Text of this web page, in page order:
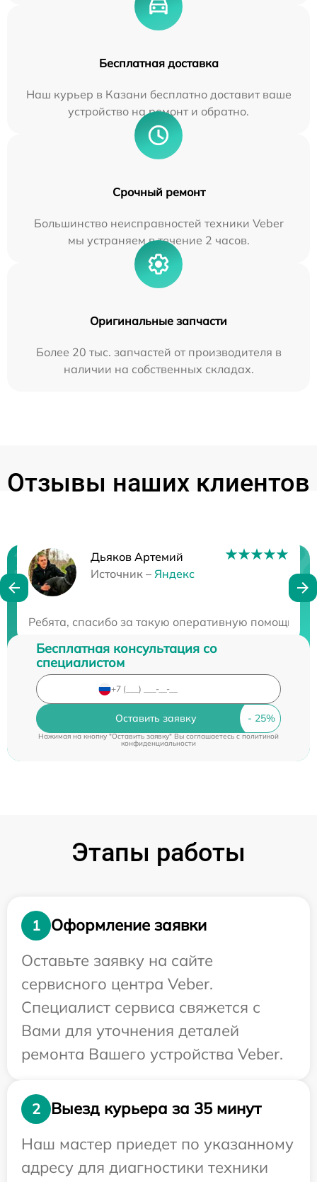
Бесплатная доставка
Наш курьер в Казани бесплатно доставит ваше
устройство на ремонт и обратно.
Срочный ремонт
Большинство неисправностей техники Veber
мы устраняем в течение 2 часов.
Оригинальные запчасти
Более 20 тыс. запчастей от производителя в
наличии на собственных складах.
Отзывы наших клиентов
Дьяков Артемий
Источник – Яндекс
Ребята, спасибо за такую оперативную помощь!
Нужна консультация?
Бесплатная консультация со
специалистом
Оставить заявку
Нажимая на кнопку "Оставить заявку" Вы соглашаетесь cполитикой
конфиденциальности
Этапы работы
1
Оформление заявки
Оставьте заявку на сайте
сервисного центра Veber.
Специалист сервиса свяжется с
Вами для уточнения деталей
ремонта Вашего устройства Veber.
2
Выезд курьера за 35 минут
Наш мастер приедет по указанному
адресу для диагностики техники